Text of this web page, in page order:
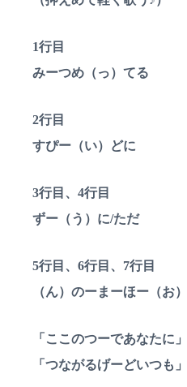
1行目
みーつめ（っ）てる
2行目
すぴー（い）どに
3行目、4行目
ずー（う）に/ただ
5行目、6行目、7行目
（ん）のーまーほー（お
「ここのつーであなたに
「つながるげーどいつも